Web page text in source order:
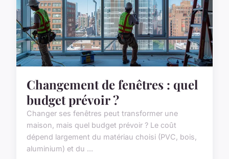
Changement de fenêtres : quel
budget prévoir ?
Changer ses fenêtres peut transformer une
maison, mais quel budget prévoir ? Le coût
dépend largement du matériau choisi (PVC, bois,
aluminium) et du ...